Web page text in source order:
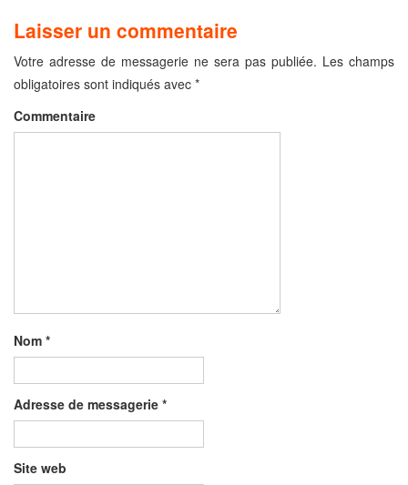
Laisser un commentaire
Votre adresse de messagerie ne sera pas publiée. Les champs
obligatoires sont indiqués avec *
Commentaire
Nom *
Adresse de messagerie *
Site web